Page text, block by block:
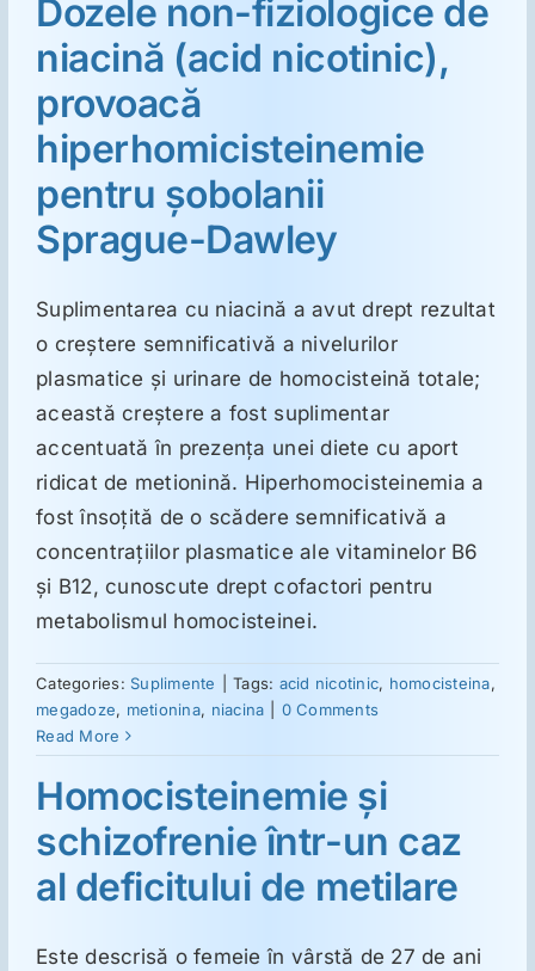
Suplimente
Reumatologie
Ginecologie
Mesajele lui Reichelt
Dietă
LDN
ORL
Oncologie
Toxicologie
Antipsihiatrie
Psihoterapie
Dozele non-fiziologice de
niacină (acid nicotinic),
provoacă
hiperhomicisteinemie
pentru şobolanii
Sprague-Dawley
Suplimentarea cu niacină a avut drept rezultat
o creştere semnificativă a nivelurilor
plasmatice şi urinare de homocisteină totale;
această creştere a fost suplimentar
accentuată în prezenţa unei diete cu aport
ridicat de metionină. Hiperhomocisteinemia a
fost însoţită de o scădere semnificativă a
concentraţiilor plasmatice ale vitaminelor B6
şi B12, cunoscute drept cofactori pentru
metabolismul homocisteinei.
Categories: Suplimente Tags: acid nicotinic, homocisteina,
megadoze, metionina, niacina
0 Comments
Read More
Homocisteinemie şi
schizofrenie într-un caz
al deficitului de metilare
Este descrisă o femeie în vârstă de 27 de ani